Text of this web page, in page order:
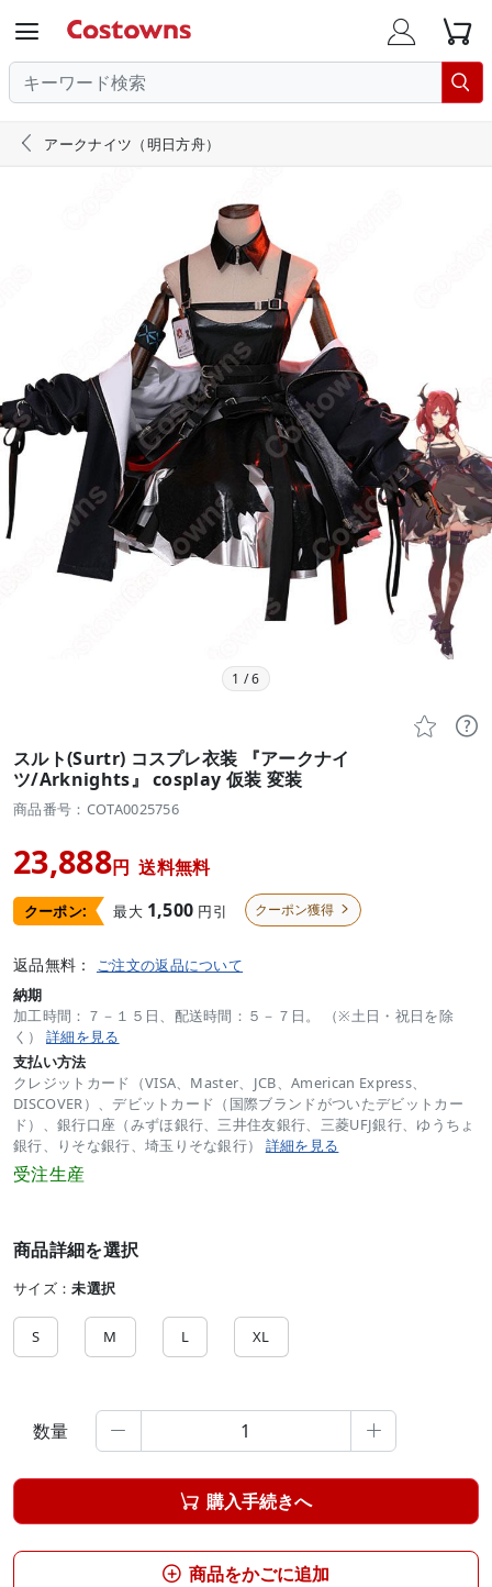
  

 アークナイツ（明日方舟）
1 /6
 
スルト(Surtr) コスプレ衣装 『アークナイ
ツ/Arknights』 cosplay 仮装 変装
商品番号：COTA0025756
23,888円 送料無料
クーポン: 最大 1,500 円引 クーポン獲得 
返品無料： ご注文の返品について
納期
加工時間：７－１５日、配送時間：５－７日。 （※土日・祝日を除
く） 詳細を見る
支払い方法
クレジットカード（VISA、Master、JCB、American Express、
DISCOVER）、デビットカード（国際ブランドがついたデビットカー
ド）、銀行口座（みずほ銀行、三井住友銀行、三菱UFJ銀行、ゆうちょ
銀行、りそな銀行、埼玉りそな銀行） 詳細を見る
受注生産
商品詳細を選択
サイズ：未選択
S M L XL
数量  
 購入手続きへ
 商品をかごに追加